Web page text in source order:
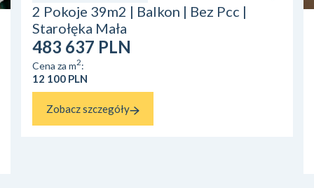
2 Pokoje 39m2 | Balkon | Bez Pcc |
Starołęka Mała
483 637 PLN
Cena za m2:
12 100 PLN
Zobacz szczegóły